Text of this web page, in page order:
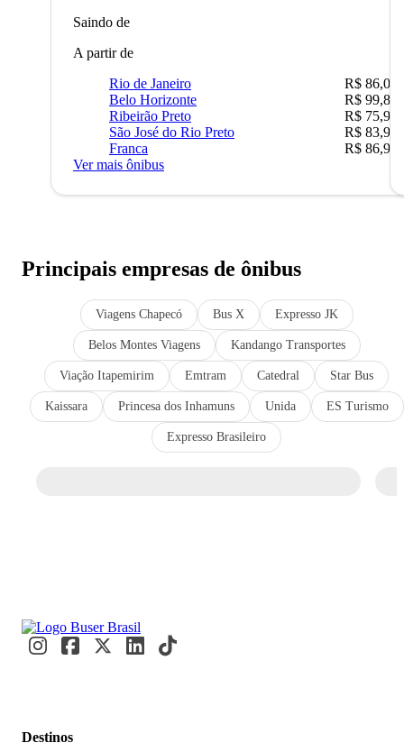
Saindo de
A partir de
Rio de Janeiro
R$ 86,00
Belo Horizonte
R$ 99,89
Ribeirão Preto
R$ 75,90
São José do Rio Preto
R$ 83,90
Franca
R$ 86,90
Ver mais ônibus
Principais empresas de ônibus
Viagens Chapecó Bus X Expresso JK
Belos Montes Viagens Kandango Transportes
Viação Itapemirim Emtram Catedral Star Bus
Kaissara Princesa dos Inhamuns Unida ES Turismo
Expresso Brasileiro
Destinos